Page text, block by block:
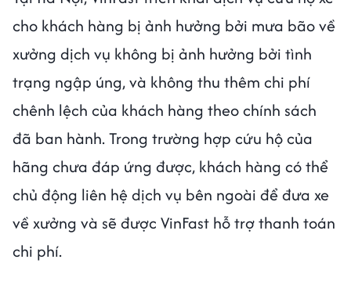
cho khách hàng bị ảnh hưởng bởi mưa bão về
xưởng dịch vụ không bị ảnh hưởng bởi tình
trạng ngập úng, và không thu thêm chi phí
chênh lệch của khách hàng theo chính sách
đã ban hành. Trong trường hợp cứu hộ của
hãng chưa đáp ứng được, khách hàng có thể
chủ động liên hệ dịch vụ bên ngoài để đưa xe
về xưởng và sẽ được VinFast hỗ trợ thanh toán
chi phí.